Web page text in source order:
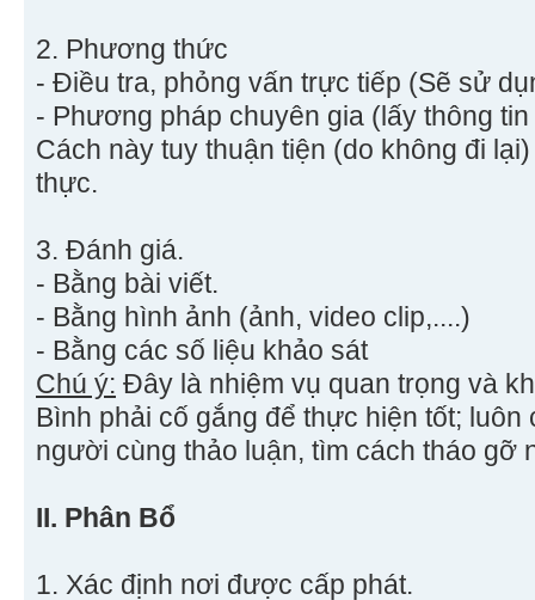
2. Phương thức
- Điều tra, phỏng vấn trực tiếp (Sẽ sử
- Phương pháp chuyên gia (lấy thông
Cách này tuy thuận tiện (do không đi
thực.
3. Đánh giá.
- Bằng bài viết.
- Bằng hình ảnh (ảnh, video clip,....)
- Bằng các số liệu khảo sát
Chú ý: Đây là nhiệm vụ quan trọng và
Bình phải cố gắng để thực hiện tốt; luôn
người cùng thảo luận, tìm cách tháo gỡ
II. Phân Bổ
1. Xác định nơi được cấp phát.